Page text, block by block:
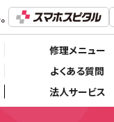
修理メニュー
よくある質問
法人サービス
06-